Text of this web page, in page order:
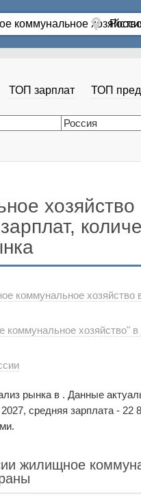
ТОП зарплат ТОП
хозяйство
коммунальное хозяйство
хозяйство" в
рынка в . Данные
средняя зарплата - 22
жилищное